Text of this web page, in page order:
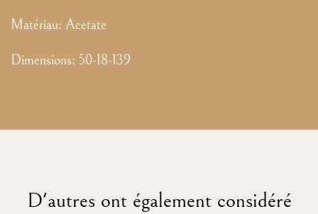
Matériau: Acetate
Dimensions: 50-18-139
D'autres ont également considéré